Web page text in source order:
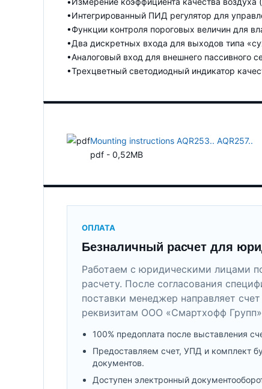
•Интегрированный ПИД регулятор для
•Функции контроля пороговых величин для
•Два дискретных входа для выходов типа
•Аналоговый вход для внешнего пассивного
•Трехцветный светодиодный индикатор
Mounting instructions AQR253.. AQR257..
pdf - 0,52MB
ОПЛАТА
Безналичный расчет для
Работаем с юридическими лицами
расчету. После согласования
поставки менеджер направляет
реквизитам ООО «Смартхофф
100% предоплата после выставления
Предоставляем счет, УПД и комплект
документов.
Доступен электронный